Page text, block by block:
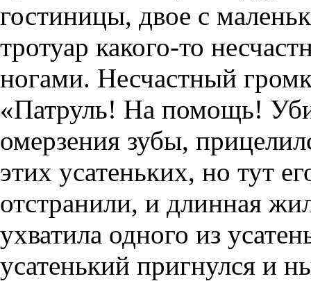
гостиницы, двое с
тротуар какого-то
ногами. Несчастный
«Патруль! На помощь!
омерзения зубы,
этих усатеньких, но тут
отстранили, и длинная
ухватила одного из
усатенький пригнулся и